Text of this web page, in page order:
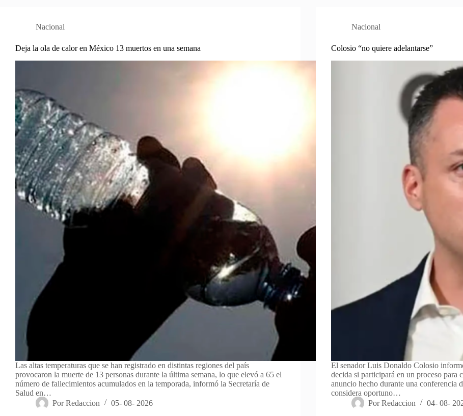
Nacional
Deja la ola de calor en México 13 muertos en una semana
Las altas temperaturas que se han registrado en distintas regiones del país
provocaron la muerte de 13 personas durante la última semana, lo que elevó a 65 el
número de fallecimientos acumulados en la temporada, informó la Secretaría de
Salud en…
Por Redaccion 05- 08- 2026
Nacional
Colosio “no quiere adelantarse”
El senador Luis Donaldo Colosio
decida si participará en un proceso para
anuncio hecho durante una conferencia
considera oportuno…
Por Redaccion 04- 08-